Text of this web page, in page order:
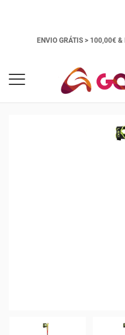
ENVIO GRÁTIS > 100,00€ &